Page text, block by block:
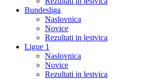
Bundesliga
Naslovnica
Novice
Rezultati in lestvica
Ligue 1
Naslovnica
Novice
Rezultati in lestvica